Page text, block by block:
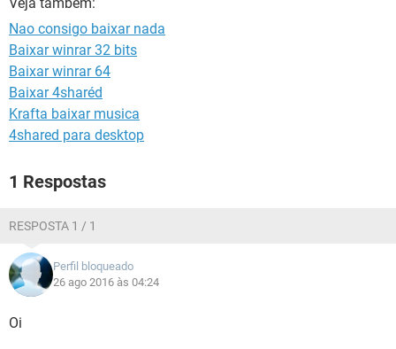
Nao consigo baixar nada
Baixar winrar 32 bits
Baixar winrar 64
Baixar 4sharéd
Krafta baixar musica
4shared para desktop
1 Respostas
RESPOSTA 1 / 1
Perfil bloqueado
26 ago 2016 às 04:24
Oi